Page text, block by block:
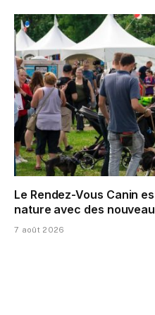
Le Rendez-Vous Canin
nature avec des
7 août 2026